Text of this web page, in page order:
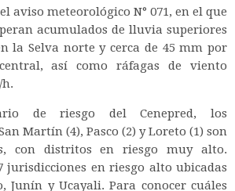
aviso meteorológico N° 071, en el que
acumulados de lluvia superiores
la Selva norte y cerca de 45 mm por
así como ráfagas de viento
de riesgo del Cenepred, los
Martín (4), Pasco (2) y Loreto (1) son
con distritos en riesgo muy alto.
jurisdicciones en riesgo alto ubicadas
Junín y Ucayali. Para conocer cuáles